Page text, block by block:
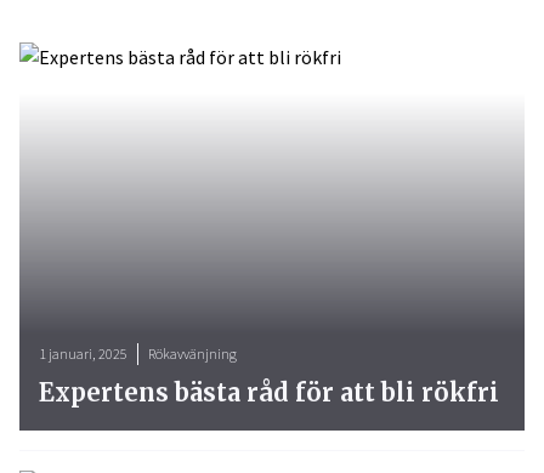
1 januari, 2025 Rökavvänjning
Expertens bästa råd för att bli rökfri